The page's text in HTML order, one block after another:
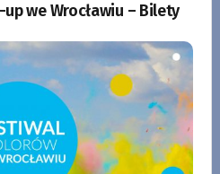
we Wrocławiu – Bilety